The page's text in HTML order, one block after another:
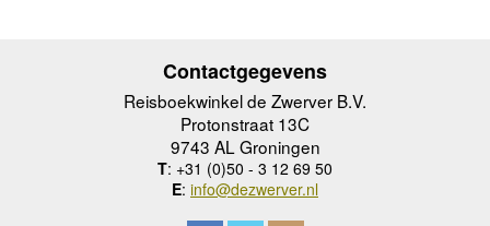
Contactgegevens
Reisboekwinkel de Zwerver B.V.
Protonstraat 13C
9743 AL Groningen
T: +31 (0)50 - 3 12 69 50
E: info@dezwerver.nl